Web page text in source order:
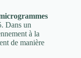
Dans un
à la
de manière